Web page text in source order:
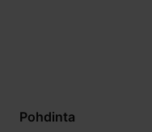
Pohdinta